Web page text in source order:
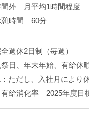
間外 月平均1時間程度
憩時間 60分
週休2日制（毎週）
日、年末年始、有給休
ただし、入社月により
給消化率 2025年度目